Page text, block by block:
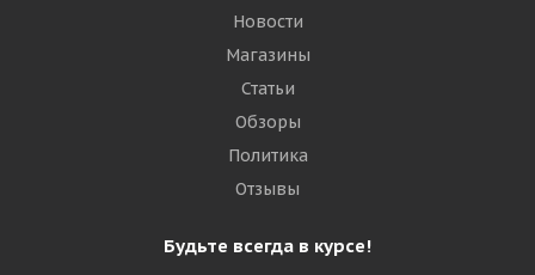
Новости
Магазины
Статьи
Обзоры
Политика
Отзывы
Будьте всегда в курсе!